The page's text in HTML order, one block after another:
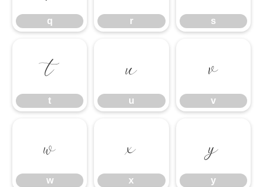
q r s
t
t
u
u
v
v
w
w
x
x
y
y